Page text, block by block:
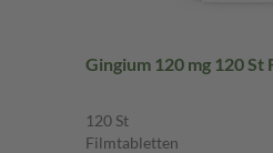
Gingium 120 mg 120
120 St
Filmtabletten